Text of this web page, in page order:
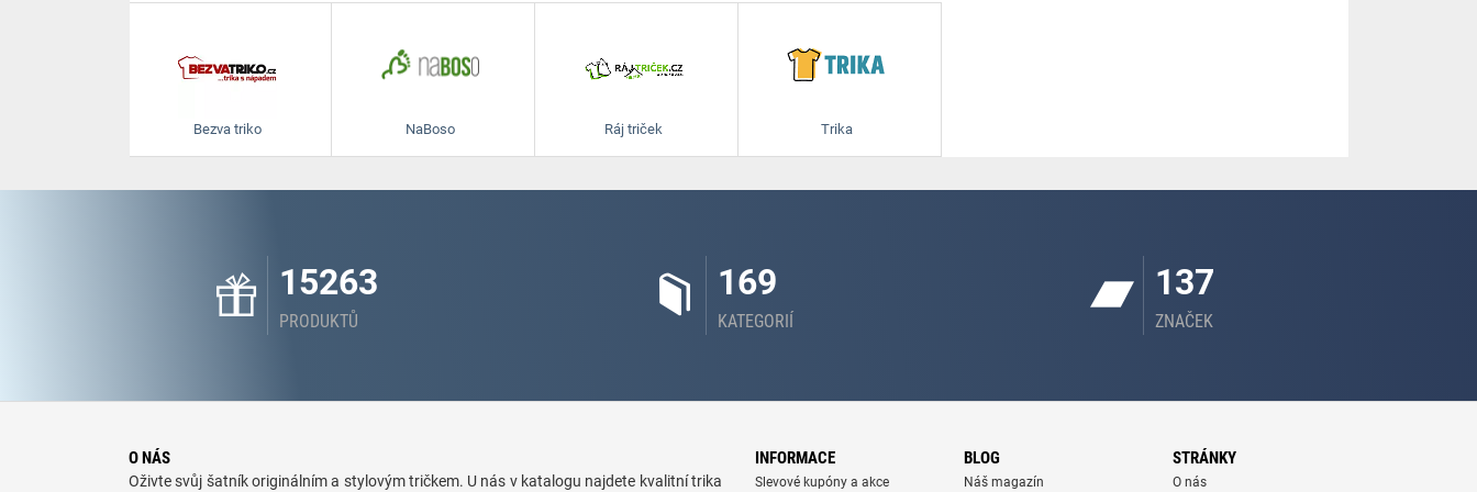
Bezva triko NaBoso Ráj triček Trika
15263
PRODUKTŮ
169
KATEGORIÍ
137
ZNAČEK
O NÁS
Oživte svůj šatník originálním a stylovým tričkem. U nás v katalogu najdete kvalitní trika
INFORMACE
Slevové kupóny a akce
BLOG
Náš magazín
STRÁNKY
O nás